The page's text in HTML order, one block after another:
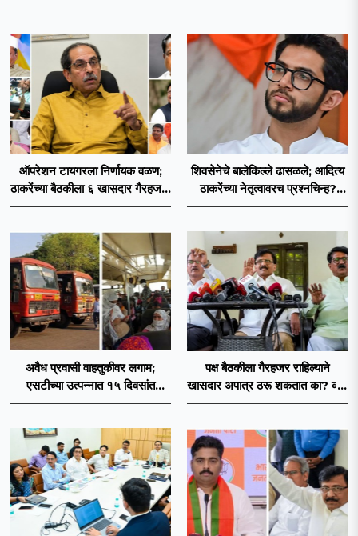
नगरसेवकही शिंदेंच्या वाटेवर?
खासदारांनंतर आमदारांसह नगरसेवकही
ऑपरेशन टायगरला निर्णायक वळण;
ठाकरेंच्या बैठकीला ६ खासदार गैरहजर,
थेट शिंदे सेनेत विलीन होण्याचा
शिवसेनेचे बालेकिल्ले ढासळले; आदित्य
ठाकरेंच्या नेतृत्वावरच प्रश्नचिन्ह?
ठाकरे ब्रँड नेमका कुठे चुकला?
अवैध प्रवासी वाहतुकीवर लगाम;
एसटीच्या उत्पन्नात १५ दिवसांत
४३.८३ कोटींची वाढ!
पक्ष बैठकीला गैरहजर राहिल्याने
खासदार अपात्र ठरू शकतात का? व्हीप
आणि कायदा नेमकं काय सांगतो?